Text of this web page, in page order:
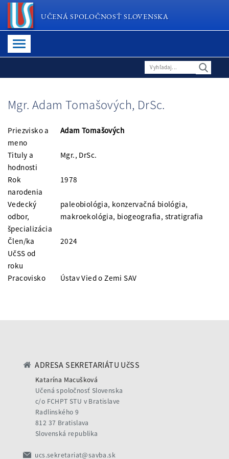
UČENÁ SPOLOČNOSŤ SLOVENSKA
Mgr. Adam Tomašových, DrSc.
Priezvisko a
meno
Adam Tomašových
Tituly a
hodnosti
Mgr., DrSc.
Rok
narodenia
1978
Vedecký
odbor,
špecializácia
paleobiológia, konzervačná biológia,
makroekológia, biogeografia, stratigrafia
Člen/ka
UčSS od
roku
2024
Pracovisko Ústav Vied o Zemi SAV
ADRESA SEKRETARIÁTU UčSS
Katarína Macušková
Učená spoločnosť Slovenska
c/o FCHPT STU v Bratislave
Radlinského 9
812 37 Bratislava
Slovenská republika
ucs.sekretariat@savba.sk